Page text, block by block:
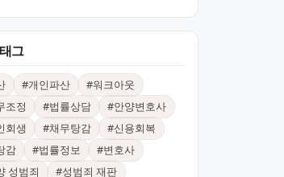
그
#개인파산 #워크아웃
조정 #법률상담 #안양변호사
회생 #채무탕감 #신용회복
감 #법률정보 #변호사
성범죄 #성범죄 재판